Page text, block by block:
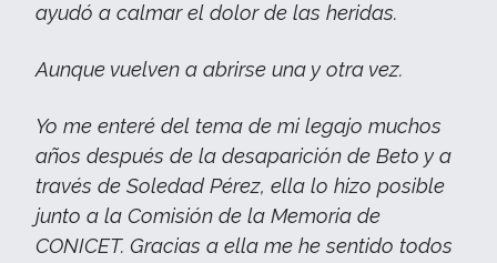
ayudó a calmar el dolor de las heridas.
Aunque vuelven a abrirse una y otra vez.
Yo me enteré del tema de mi legajo muchos
años después de la desaparición de Beto y a
través de Soledad Pérez, ella lo hizo posible
junto a la Comisión de la Memoria de
CONICET. Gracias a ella me he sentido todos